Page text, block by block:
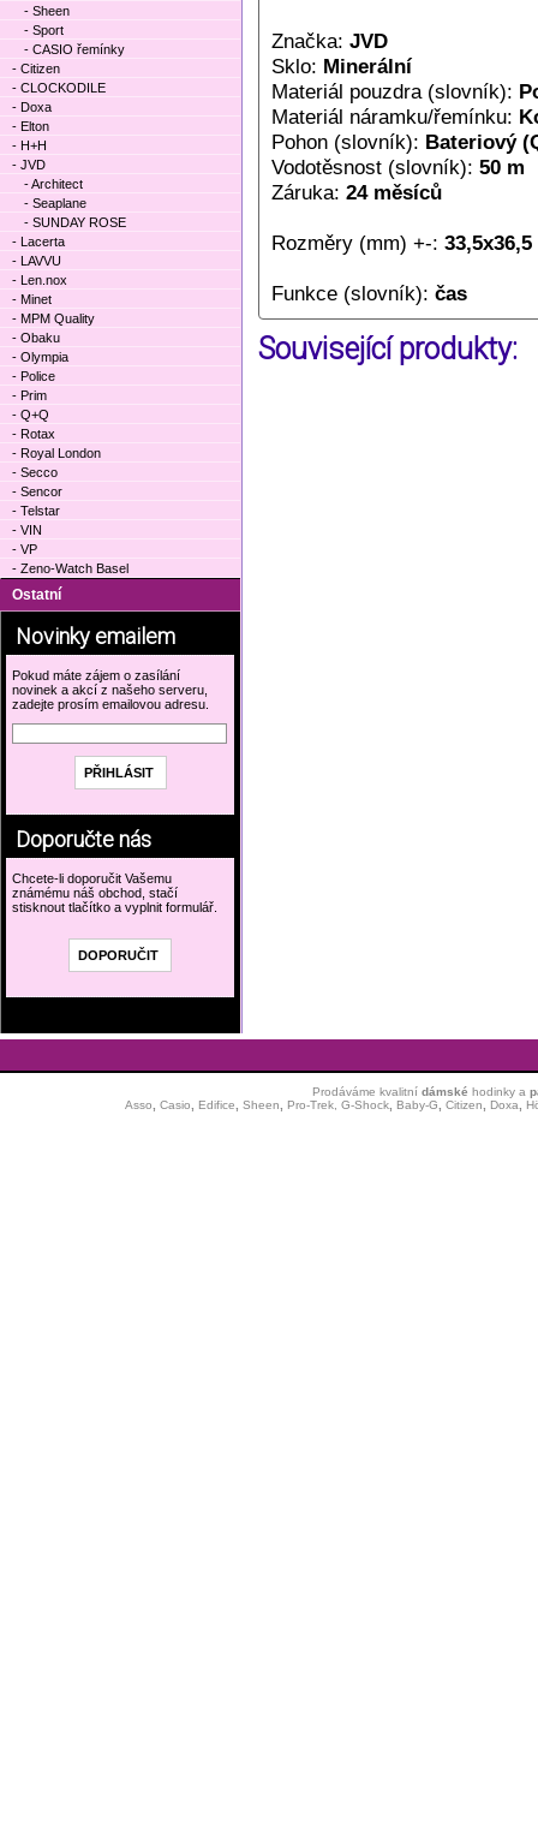
Značka: JVD
Sklo: Minerální
Materiál pouzdra (slovník):
Materiál náramku/řemínku:
Pohon (slovník): Bateriový
Vodotěsnost (slovník): 50 m
Záruka: 24 měsíců
Rozměry (mm) +-: 33,5x36,5
Funkce (slovník): čas
Související produkty:
- Sheen
- Sport
- CASIO řemínky
- Citizen
- CLOCKODILE
- Doxa
- Elton
- H+H
- JVD
- Architect
- Seaplane
- SUNDAY ROSE
- Lacerta
- LAVVU
- Len.nox
- Minet
- MPM Quality
- Obaku
- Olympia
- Police
- Prim
- Q+Q
- Rotax
- Royal London
- Secco
- Sencor
- Telstar
- VIN
- VP
- Zeno-Watch Basel
Ostatní
Novinky emailem
Pokud máte zájem o zasílání
novinek a akcí z našeho serveru,
zadejte prosím emailovou adresu.
Doporučte nás
Chcete-li doporučit Vašemu
známému náš obchod, stačí
stisknout tlačítko a vyplnit formulář.
Prodáváme kvalitní dámské hodinkya
Asso
Casio Edifice Sheen Pro-Trek, G-Shock, Baby-G Citizen Doxa